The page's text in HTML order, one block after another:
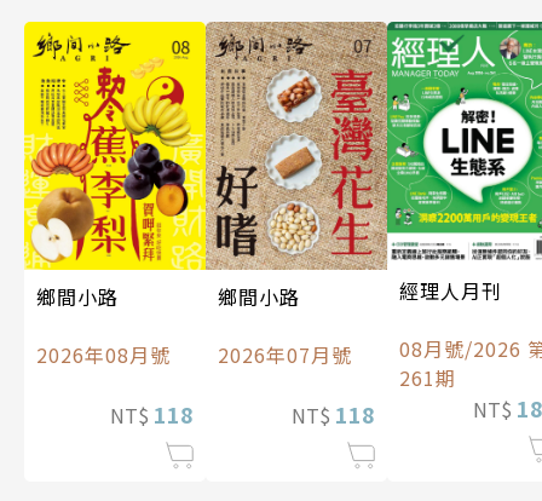
鄉間小路
2026年08月號
NT$ 118
鄉間小路
2026年07月號
NT$ 118
經理人月刊
08月號/2026
261期
NT$